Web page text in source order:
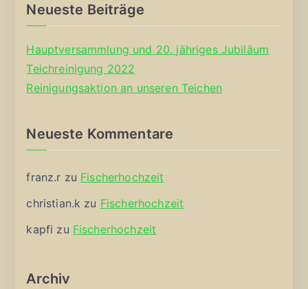
Neueste Beiträge
Hauptversammlung und 20. jähriges Jubiläum
Teichreinigung 2022
Reinigungsaktion an unseren Teichen
Neueste Kommentare
franz.r zu Fischerhochzeit
christian.k zu Fischerhochzeit
kapfi zu Fischerhochzeit
Archiv